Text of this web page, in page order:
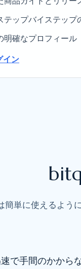
テップバイステップ
明確なプロフィール
イン
簡単に使えるよう
で手間のかから